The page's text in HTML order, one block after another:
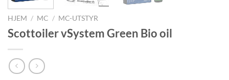
HJEM / MC / MC-UTSTYR
Scottoiler vSystem Green Bio oil